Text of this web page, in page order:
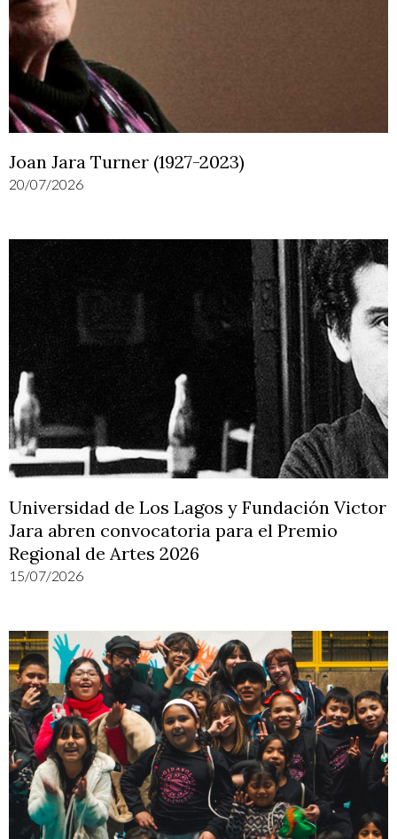
Joan Jara Turner (1927-2023)
20/07/2026
Universidad de Los Lagos y Fundación Victor
Jara abren convocatoria para el Premio
Regional de Artes 2026
15/07/2026